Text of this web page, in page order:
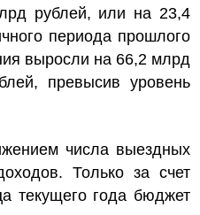
рублей, или на 23,4
периода прошлого
выросли на 66,2 млрд
превысив уровень
числа выездных
Только за счет
текущего года бюджет